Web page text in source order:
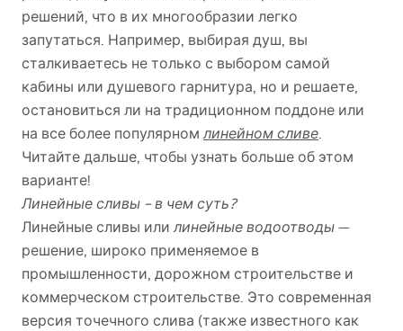
решений, что в их многообразии легко
запутаться. Например, выбирая душ, вы
сталкиваетесь не только с выбором самой
кабины или душевого гарнитура, но и решаете,
остановиться ли на традиционном поддоне или
на все более популярномлинейном сливе.
Читайте дальше, чтобы узнать больше об этом
варианте!
Линейные сливы – в чем суть?
Линейные сливы илилинейные водоотводы —
решение, широко применяемое в
промышленности, дорожном строительстве и
коммерческом строительстве. Это современная
версия точечного слива (также известного как